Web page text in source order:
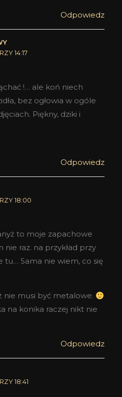
Odpowiedz
14:17
!… ale koń niech
bez ogłowia w ogóle
Piękny, dziki i
Odpowiedz
18:00
to moje zapachowe
nie raz. na przykład przy
tu… Sama nie wiem, co się
nie musi być metalowe.
na konika raczej nikt nie
Odpowiedz
18:41